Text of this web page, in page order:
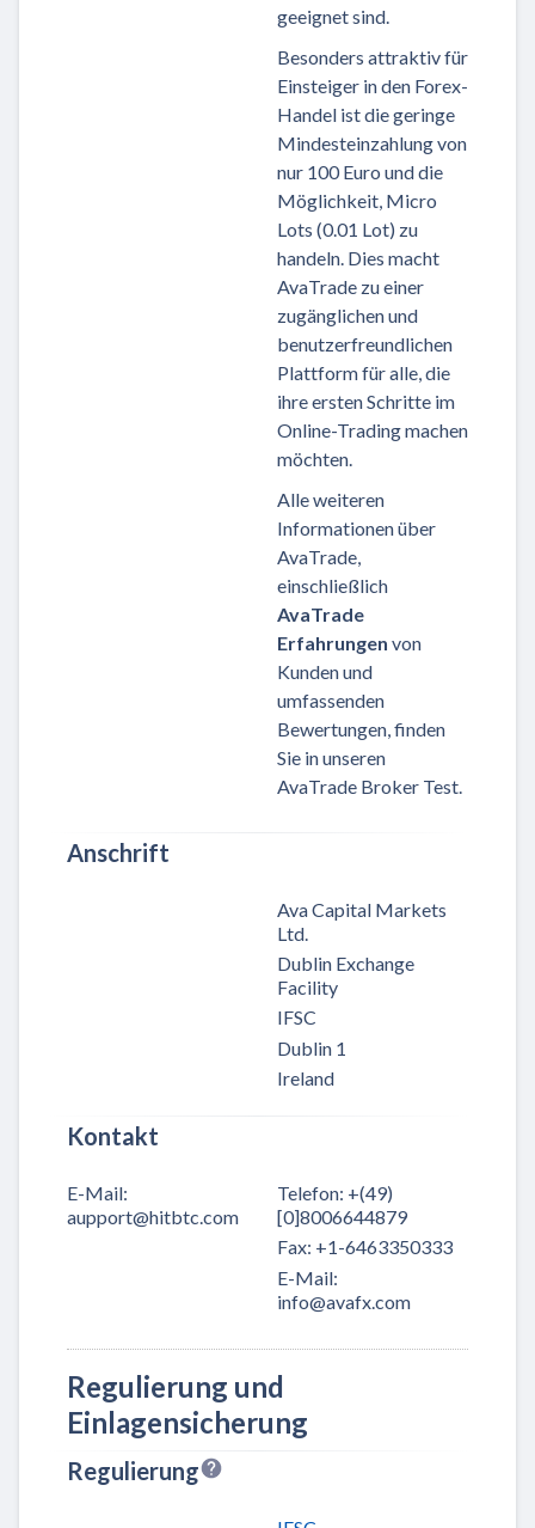
geeignet sind.
Besonders attraktiv für
Einsteiger in den Forex-
Handel ist die geringe
Mindesteinzahlung von
nur 100 Euro und die
Möglichkeit, Micro
Lots (0.01 Lot) zu
handeln. Dies macht
AvaTrade zu einer
zugänglichen und
benutzerfreundlichen
Plattform für alle, die
ihre ersten Schritte im
Online-Trading machen
möchten.
Alle weiteren
Informationen über
AvaTrade,
einschließlich
AvaTrade
Erfahrungen von
Kunden und
umfassenden
Bewertungen, finden
Sie in unseren
AvaTrade Broker Test.
Anschrift
Ava Capital Markets
Ltd.
Dublin Exchange
Facility
IFSC
Dublin 1
Ireland
Kontakt
E-Mail:
aupport@hitbtc.com
Telefon: +(49)
[0]8006644879
Fax: +1-6463350333
E-Mail:
info@avafx.com
Regulierung und
Einlagensicherung
Regulierung